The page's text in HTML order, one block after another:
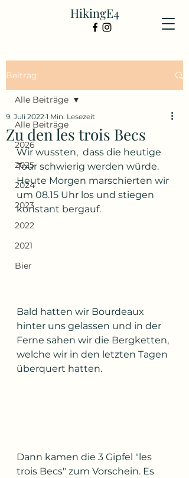
HikingE4
Beitrag
Alle Beiträge
2026
2025
2024
2023
2022
2021
Bier
Alle Beiträge
Zu den les trois Becs
9. Juli 2022 1 Min. Lesezeit
Wir wussten,  dass die heutige
Tour schwierig werden würde.
Heute Morgen marschierten wir
um 08.15 Uhr los und stiegen
konstant bergauf.
Bald hatten wir Bourdeaux
hinter uns gelassen und in der
Ferne sahen wir die Bergketten,
welche wir in den letzten Tagen
überquert hatten.
Dann kamen die 3 Gipfel "les
trois Becs" zum Vorschein. Es